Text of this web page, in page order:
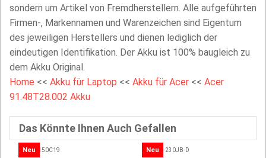
sondern um Artikel von Fremdherstellern. Alle aufgeführten
Firmen-, Markennamen und Warenzeichen sind Eigentum
des jeweiligen Herstellers und dienen lediglich der
eindeutigen Identifikation. Der Akku ist 100% baugleich zu
dem Akku Original.
Home << Akku für Laptop << Akku für Acer << Acer
91.48T28.002 Akku
Das Könnte Ihnen Auch Gefallen
Neu Neu